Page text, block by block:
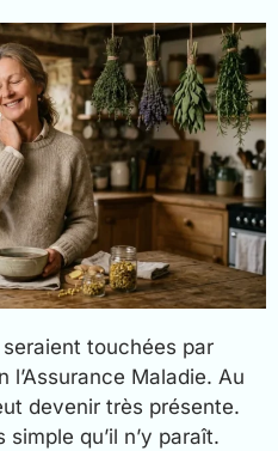
touchées par
l’Assurance Maladie. Au
devenir très présente.
qu’il n’y paraît.